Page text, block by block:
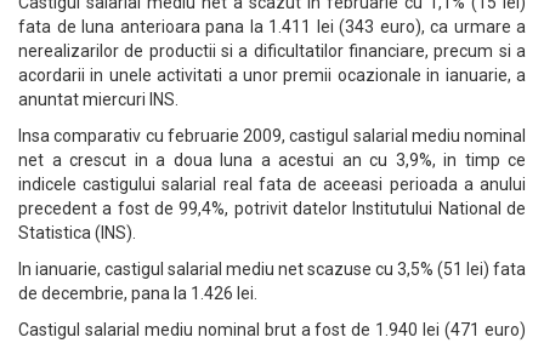
fata de luna anterioara pana la 1.411 lei (343 euro), ca urmare a
nerealizarilor de productii si a dificultatilor financiare, precum si a
acordarii in unele activitati a unor premii ocazionale in ianuarie, a
anuntat miercuri INS.
Insa comparativ cu februarie 2009, castigul salarial mediu nominal
net a crescut in a doua luna a acestui an cu 3,9%, in timp ce
indicele castigului salarial real fata de aceeasi perioada a anului
precedent a fost de 99,4%, potrivit datelor Institutului National de
Statistica (INS).
In ianuarie, castigul salarial mediu net scazuse cu 3,5% (51 lei) fata
de decembrie, pana la 1.426 lei.
Castigul salarial mediu nominal brut a fost de 1.940 lei (471 euro)